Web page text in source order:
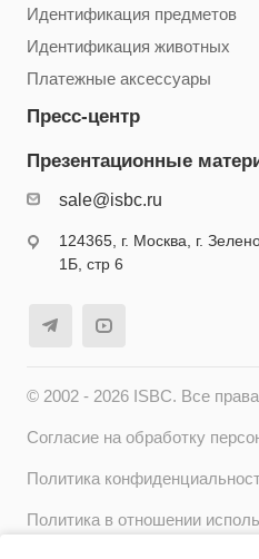
Идентификация предметов
Идентификация животных
Платежные аксессуары
Пресс-центр
Презентационные
sale@isbc.ru
124365, г. Москва, г.
1Б, стр 6
© 2002 - 2026 ISBC. Все
Согласие на обработку
Политика
Политика в отношении